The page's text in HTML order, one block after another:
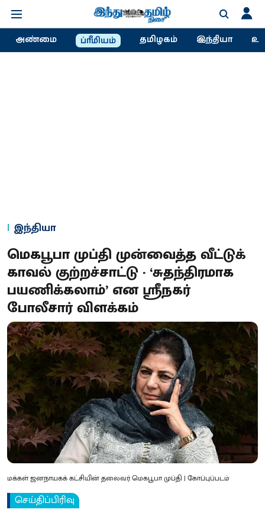
அண்மை ப்ரீமியம் தமிழகம் இந்தியா
இந்தியா
மெகபூபா முப்தி முன்வைத்த வீட்டுக்
காவல் குற்றச்சாட்டு - ‘சுதந்திரமாக
பயணிக்கலாம்’ என ஸ்ரீநகர்
போலீசார் விளக்கம்
மக்கள் ஜனநாயகக் கட்சியின் தலைவர் மெகபூபா முப்தி | கோப்புப்படம்
செய்திப்பிரிவு